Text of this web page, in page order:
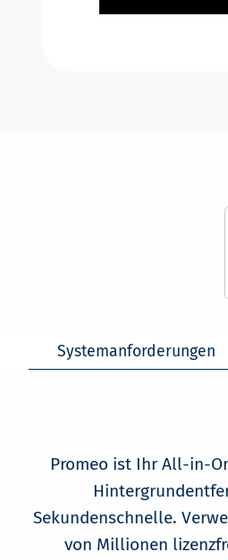
Systemanforderungen
Promeo ist Ihr All-in-
Sekundenschnelle.
von Millionen